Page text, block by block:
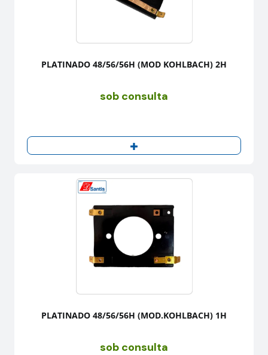
PLATINADO 48/56/56H (MOD KOHLBACH) 2H
sob consulta
PLATINADO 48/56/56H (MOD.KOHLBACH) 1H
sob consulta